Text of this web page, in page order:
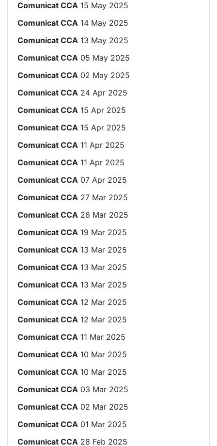
Comunicat CCA 15 May 2025
Comunicat CCA 14 May 2025
Comunicat CCA 13 May 2025
Comunicat CCA 05 May 2025
Comunicat CCA 02 May 2025
Comunicat CCA 24 Apr 2025
Comunicat CCA 15 Apr 2025
Comunicat CCA 15 Apr 2025
Comunicat CCA 11 Apr 2025
Comunicat CCA 11 Apr 2025
Comunicat CCA 07 Apr 2025
Comunicat CCA 27 Mar 2025
Comunicat CCA 26 Mar 2025
Comunicat CCA 19 Mar 2025
Comunicat CCA 13 Mar 2025
Comunicat CCA 13 Mar 2025
Comunicat CCA 13 Mar 2025
Comunicat CCA 12 Mar 2025
Comunicat CCA 12 Mar 2025
Comunicat CCA 11 Mar 2025
Comunicat CCA 10 Mar 2025
Comunicat CCA 10 Mar 2025
Comunicat CCA 03 Mar 2025
Comunicat CCA 02 Mar 2025
Comunicat CCA 01 Mar 2025
Comunicat CCA 28 Feb 2025